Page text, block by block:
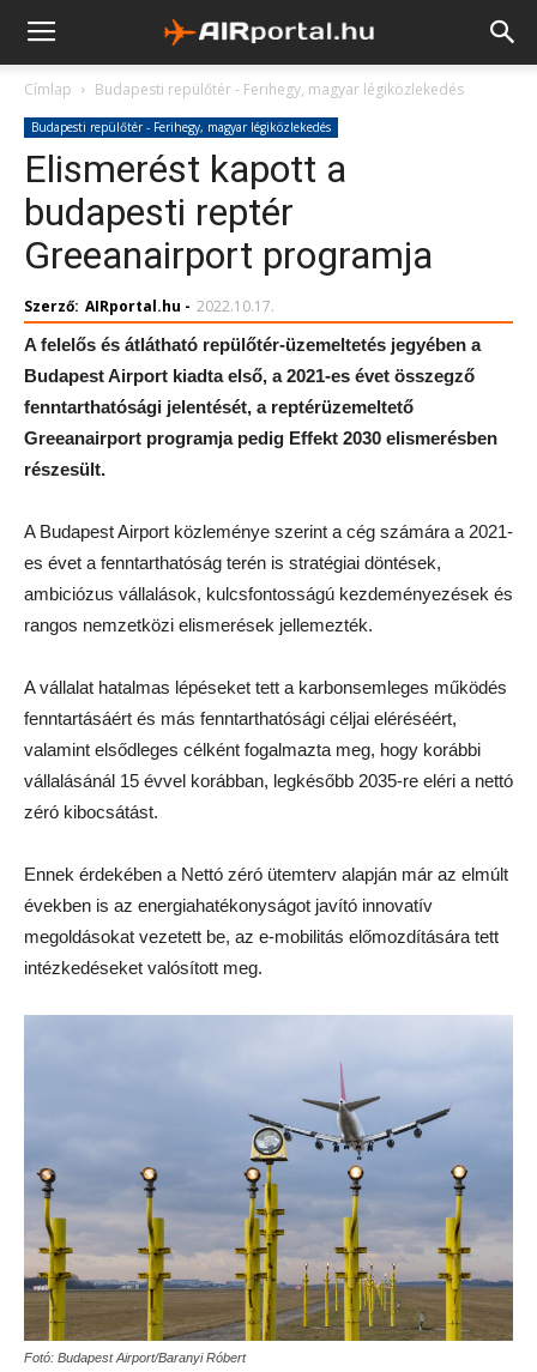
Címlap Budapesti repülőtér - Ferihegy, magyar légiközlekedés
Budapesti repülőtér - Ferihegy, magyar légiközlekedés
Elismerést kapott a
budapesti reptér
Greeanairport programja
Szerző: AIRportal.hu - 2022.10.17.
A felelős és átlátható repülőtér-üzemeltetés jegyében a
Budapest Airport kiadta első, a 2021-es évet összegző
fenntarthatósági jelentését, a reptérüzemeltető
Greeanairport programja pedig Effekt 2030 elismerésben
részesült.
A Budapest Airport közleménye szerint a cég számára a 2021-
es évet a fenntarthatóság terén is stratégiai döntések,
ambiciózus vállalások, kulcsfontosságú kezdeményezések és
rangos nemzetközi elismerések jellemezték.
A vállalat hatalmas lépéseket tett a karbonsemleges működés
fenntartásáért és más fenntarthatósági céljai eléréséért,
valamint elsődleges célként fogalmazta meg, hogy korábbi
vállalásánál 15 évvel korábban, legkésőbb 2035-re eléri a nettó
zéró kibocsátást.
Ennek érdekében a Nettó zéró ütemterv alapján már az elmúlt
években is az energiahatékonyságot javító innovatív
megoldásokat vezetett be, az e-mobilitás előmozdítására tett
intézkedéseket valósított meg.
Fotó: Budapest Airport/Baranyi Róbert